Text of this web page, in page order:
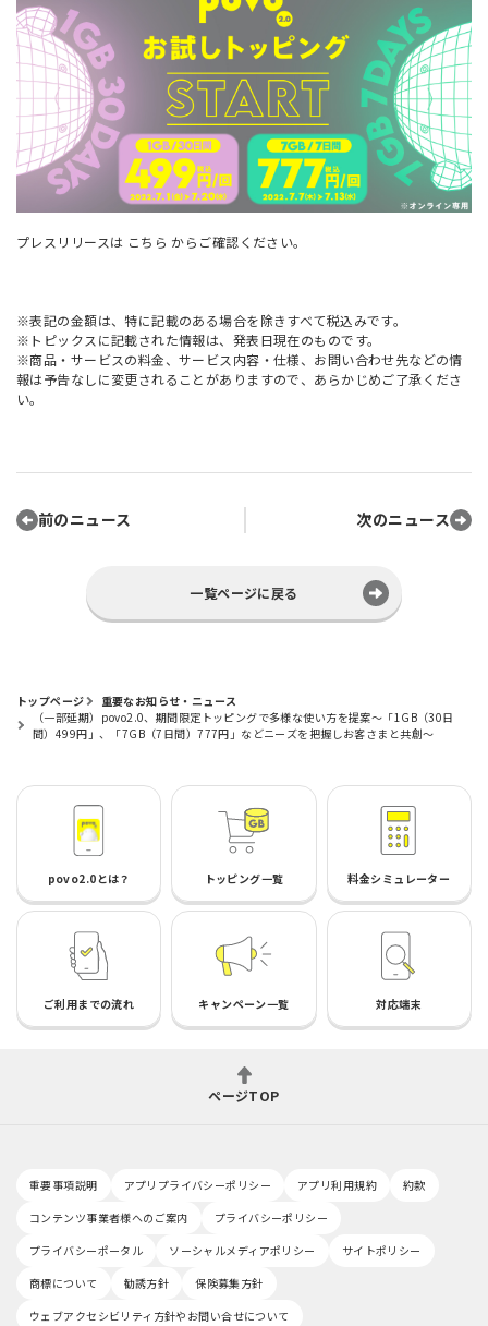
プレスリリースは こちら からご確認ください。
※表記の金額は、特に記載のある場合を除きすべて税込みです。
※トピックスに記載された情報は、発表日現在のものです。
※商品・サービスの料金、サービス内容・仕様、お問い合わせ先などの情
報は予告なしに変更されることがありますので、あらかじめご了承くださ
い。
前のニュース 次のニュース
一覧ページに戻る
トップページ
重要なお知らせ・ニュース
（一部延期）povo2.0、期間限定トッピングで多様な使い方を提案～「1GB（30日
間）499円」、「7GB（7日間）777円」などニーズを把握しお客さまと共創～
povo2.0とは？ トッピング一覧 料金シミュレーター
ご利用までの流れ キャンペーン一覧 対応端末
ページTOP
重要事項説明 アプリプライバシーポリシー アプリ利用規約
約款
コンテンツ事業者様へのご案内
プライバシーポリシー
プライバシーポータル
ソーシャルメディアポリシー
サイトポリシー
商標について
勧誘方針
保険募集方針
ウェブアクセシビリティ方針やお問い合せについて